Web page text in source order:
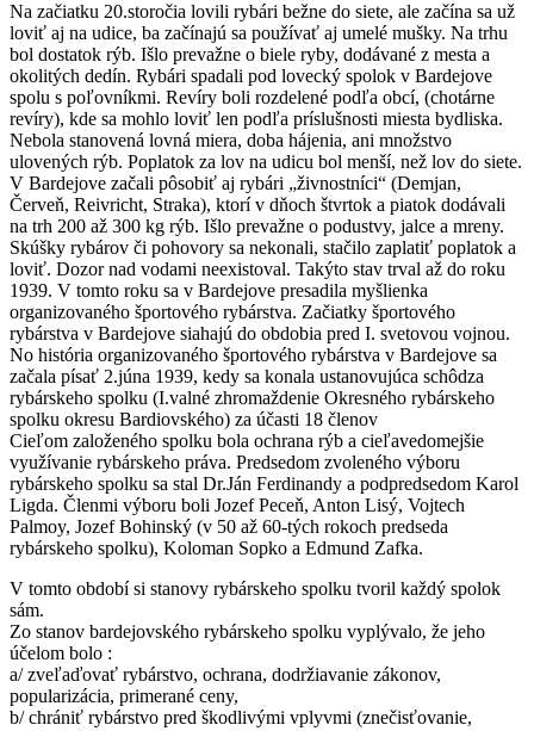
Na začiatku 20.storočia lovili rybári bežne do siete, ale začína sa už
loviť aj na udice, ba začínajú sa používať aj umelé mušky. Na trhu
bol dostatok rýb. Išlo prevažne o biele ryby, dodávané z mesta a
okolitých dedín. Rybári spadali pod lovecký spolok v Bardejove
spolu s poľovníkmi. Revíry boli rozdelené podľa obcí, (chotárne
revíry), kde sa mohlo loviť len podľa príslušnosti miesta bydliska.
Nebola stanovená lovná miera, doba hájenia, ani množstvo
ulovených rýb. Poplatok za lov na udicu bol menší, než lov do siete.
V Bardejove začali pôsobiť aj rybári „živnostníci“ (Demjan,
Červeň, Reivricht, Straka), ktorí v dňoch štvrtok a piatok dodávali
na trh 200 až 300 kg rýb. Išlo prevažne o podustvy, jalce a mreny.
Skúšky rybárov či pohovory sa nekonali, stačilo zaplatiť poplatok a
loviť. Dozor nad vodami neexistoval. Takýto stav trval až do roku
1939. V tomto roku sa v Bardejove presadila myšlienka
organizovaného športového rybárstva. Začiatky športového
rybárstva v Bardejove siahajú do obdobia pred I. svetovou vojnou.
No história organizovaného športového rybárstva v Bardejove sa
začala písať 2.júna 1939, kedy sa konala ustanovujúca schôdza
rybárskeho spolku (I.valné zhromaždenie Okresného rybárskeho
spolku okresu Bardiovského) za účasti 18 členov
Cieľom založeného spolku bola ochrana rýb a cieľavedomejšie
využívanie rybárskeho práva. Predsedom zvoleného výboru
rybárskeho spolku sa stal Dr.Ján Ferdinandy a podpredsedom Karol
Ligda. Členmi výboru boli Jozef Peceň, Anton Lisý, Vojtech
Palmoy, Jozef Bohinský (v 50 až 60-tých rokoch predseda
rybárskeho spolku), Koloman Sopko a Edmund Zafka.
V tomto období si stanovy rybárskeho spolku tvoril každý spolok
sám.
Zo stanov bardejovského rybárskeho spolku vyplývalo, že jeho
účelom bolo :
a/ zveľaďovať rybárstvo, ochrana, dodržiavanie zákonov,
popularizácia, primerané ceny,
b/ chrániť rybárstvo pred škodlivými vplyvmi (znečisťovanie,